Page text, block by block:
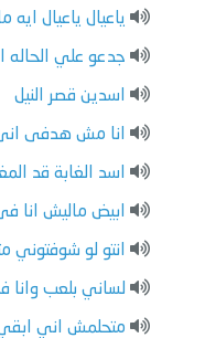
ياعيال ياعيال ايه
جدعو علي الحاله
اسدين قصر النيل
انا مش هدفى
اسد الغابة قد
ابيض ماليش انا
انتو لو شوفتوني
لساني بلعب وانا
متحلمش اني